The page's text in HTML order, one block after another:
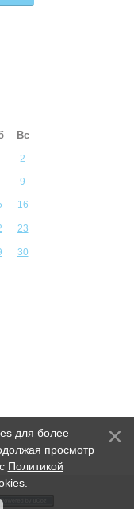
Вс
2
9
16
23
30
для более
просмотр
Политикой